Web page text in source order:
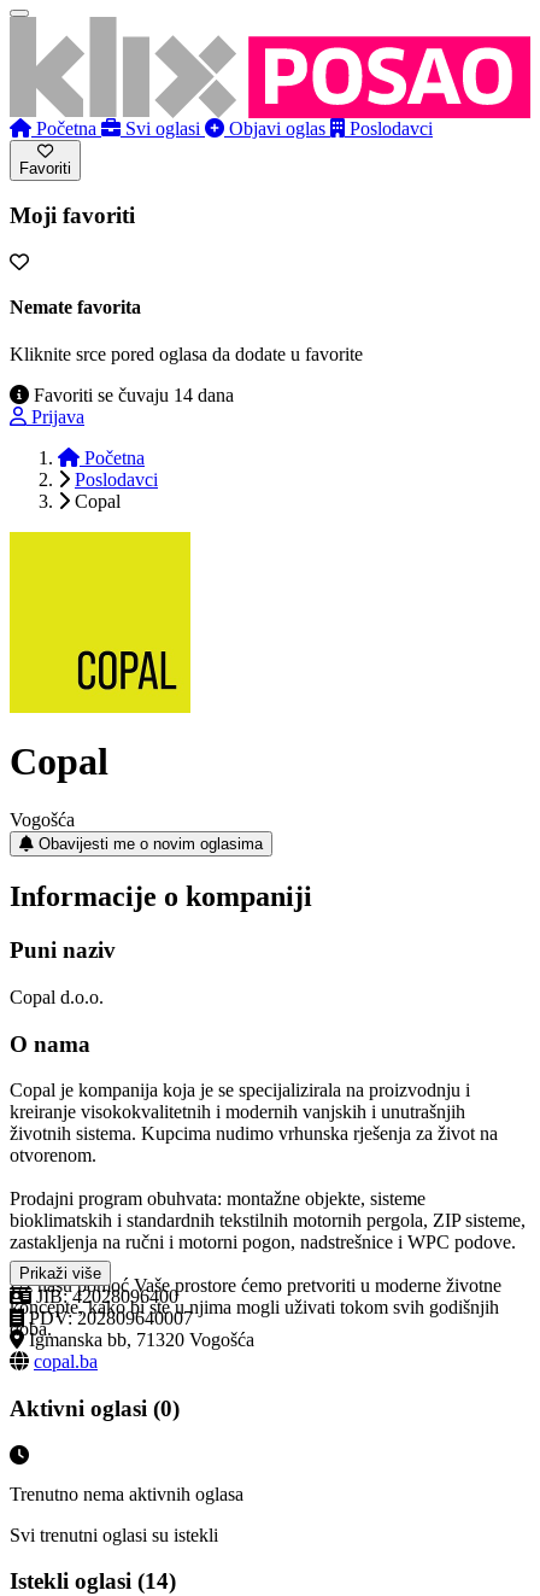
Početna Svi oglasi Objavi oglas Poslodavci
Favoriti
Moji favoriti
Nemate favorita
Kliknite srce pored oglasa da dodate u favorite
Favoriti se čuvaju 14 dana
Prijava
Početna
Poslodavci
Copal
Copal
Vogošća
Obavijesti me o novim oglasima
Informacije o kompaniji
Puni naziv
Copal d.o.o.
O nama
Copal je kompanija koja je se specijalizirala na proizvodnju i
kreiranje visokokvalitetnih i modernih vanjskih i unutrašnjih
životnih sistema. Kupcima nudimo vrhunska rješenja za život na
otvorenom.
Prodajni program obuhvata: montažne objekte, sisteme
bioklimatskih i standardnih tekstilnih motornih pergola, ZIP sisteme,
zastakljenja na ručni i motorni pogon, nadstrešnice i WPC podove.
Uz našu pomoć Vaše prostore ćemo pretvoriti u moderne životne
koncepte, kako bi ste u njima mogli uživati tokom svih godišnjih
doba.
Prikaži više
JIB: 42028096400
PDV: 202809640007
Igmanska bb, 71320 Vogošća
copal.ba
Aktivni oglasi (0)
Trenutno nema aktivnih oglasa
Svi trenutni oglasi su istekli
Istekli oglasi (14)